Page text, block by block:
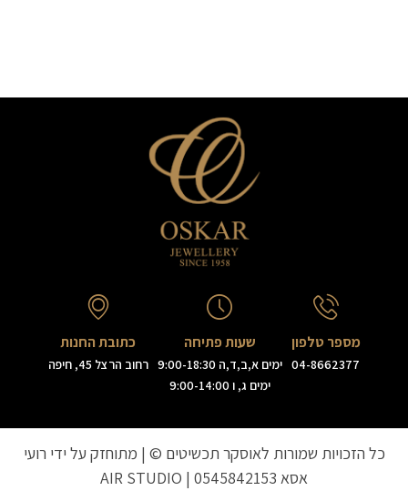
מספר טלפון
04-8662377
שעות פתיחה
ימים א,ב,ד,ה 9:00-18:30
ימים ג, ו 9:00-14:00
כתובת החנות
רחוב הרצל 45, חיפה
כל הזכויות שמורות לאוסקר תכשיטים © | מתוחזק על ידי רועי
אסא
AIR STUDIO | 0545842153